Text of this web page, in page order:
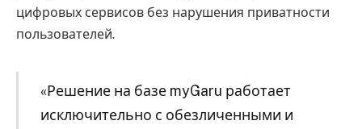
цифровых сервисов без нарушения приватности
пользователей.
«Решение на базе myGaru работает
исключительно с обезличенными и